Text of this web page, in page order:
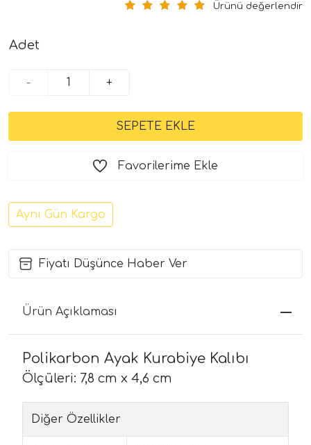
Ürünü değerlendir
Adet
- +
Favorilerime Ekle
Aynı Gün Kargo
Fiyatı Düşünce Haber Ver
Ürün Açıklaması
Polikarbon Ayak Kurabiye Kalıbı
Ölçüleri: 7,8 cm x 4,6 cm
Diğer Özellikler